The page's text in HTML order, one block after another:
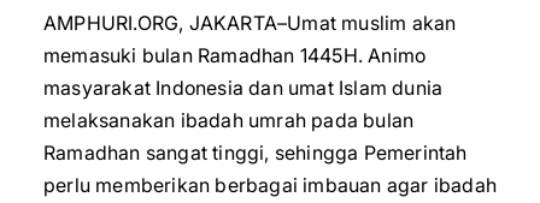
AMPHURI.ORG, JAKARTA–Umat muslim akan
memasuki bulan Ramadhan 1445H. Animo
masyarakat Indonesia dan umat Islam dunia
melaksanakan ibadah umrah pada bulan
Ramadhan sangat tinggi, sehingga Pemerintah
perlu memberikan berbagai imbauan agar ibadah